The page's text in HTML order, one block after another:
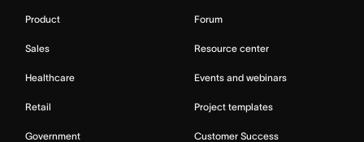
Product
Sales
Healthcare
Retail
Government
Forum
Resource center
Events and webinars
Project templates
Customer Success